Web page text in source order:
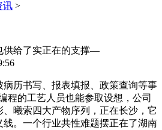
讯 >
供给了实正在的支撑—
历书写、报表填报、政策查询等事
程的工艺人员也能参取设想，公司
曦索四大产物序列，正在长沙，它
。一个行业共性难题摆正在了湖南